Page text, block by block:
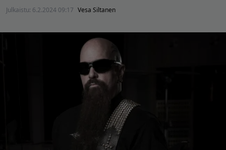
Julkaistu: 6.2.2024 09:17 Vesa Siltanen